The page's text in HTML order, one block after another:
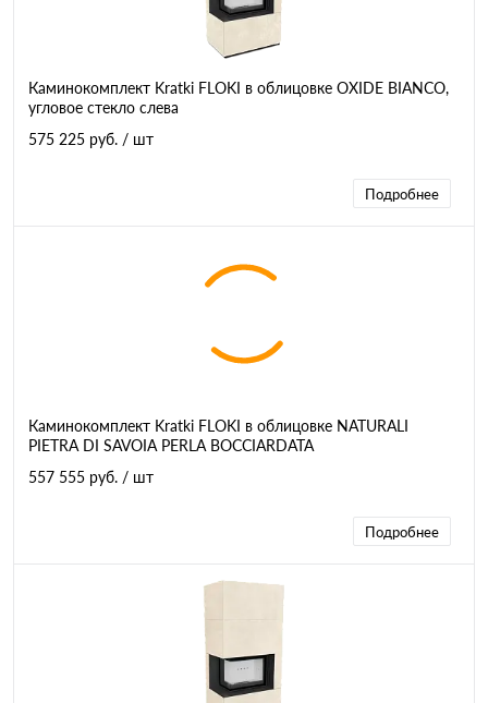
Каминокомплект Kratki FLOKI в облицовке OXIDE BIANCO,
угловое стекло слева
575 225 руб. / шт
Подробнее
Каминокомплект Kratki FLOKI в облицовке NATURALI
PIETRA DI SAVOIA PERLA BOCCIARDATA
557 555 руб. / шт
Подробнее